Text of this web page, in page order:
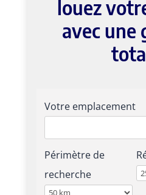
louez
avec une
Votre emplacement
Périmètre de
recherche